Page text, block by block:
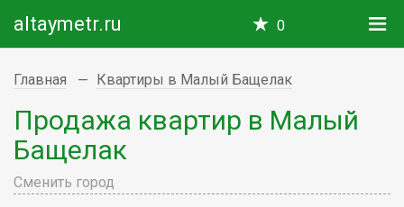
altaymetr.ru 0
Главная Квартиры в Малый Бащелак
Продажа квартир в Малый
Бащелак
Сменить город